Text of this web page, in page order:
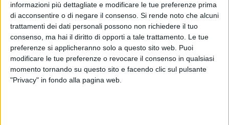
informazioni più dettagliate e modificare le tue preferenze prima
di acconsentire o di negare il consenso. Si rende noto che alcuni
trattamenti dei dati personali possono non richiedere il tuo
consenso, ma hai il diritto di opporti a tale trattamento. Le tue
preferenze si applicheranno solo a questo sito web. Puoi
modificare le tue preferenze o revocare il consenso in qualsiasi
momento tornando su questo sito e facendo clic sul pulsante
"Privacy" in fondo alla pagina web.
14 agosto Piazza Plebiscito si trasformerà in un
palcoscenico d'eccezione per la serata conclusiva della
Festa Patronale: sul palco salirà Nina Zilli con il suo Wonder
Tour.
Una delle voci più amate della musica italiana arriva a
Spinazzola per regalare ai presenti un concerto straordinario